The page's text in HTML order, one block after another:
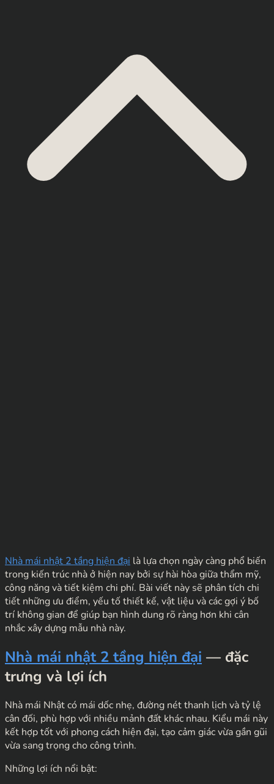
Nhà mái nhật 2 tầng hiện đại là lựa chọn ngày càng phổ biến
trong kiến trúc nhà ở hiện nay bởi sự hài hòa giữa thẩm mỹ,
công năng và tiết kiệm chi phí. Bài viết này sẽ phân tích chi
tiết những ưu điểm, yếu tố thiết kế, vật liệu và các gợi ý bố
trí không gian để giúp bạn hình dung rõ ràng hơn khi cân
nhắc xây dựng mẫu nhà này.
Nhà mái nhật 2 tầng hiện đại — đặc
trưng và lợi ích
Nhà mái Nhật có mái dốc nhẹ, đường nét thanh lịch và tỷ lệ
cân đối, phù hợp với nhiều mảnh đất khác nhau. Kiểu mái này
kết hợp tốt với phong cách hiện đại, tạo cảm giác vừa gần gũi
vừa sang trọng cho công trình.
Những lợi ích nổi bật: